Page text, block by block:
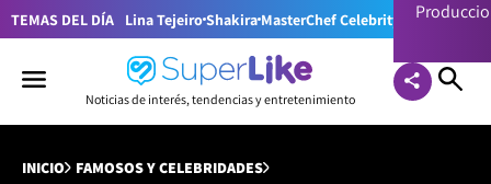
TEMAS DEL DÍA Lina TejeiroShakira MasterChef Celebrity Colombia
Noticias de interés, tendencias y entretenimiento
INICIO FAMOSOS Y CELEBRIDADES